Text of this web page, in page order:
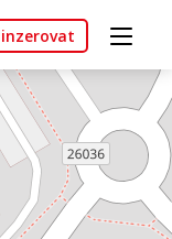
inzerovat